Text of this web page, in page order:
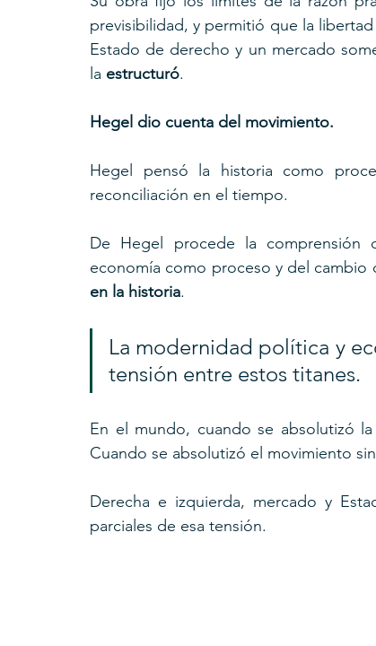
previsibilidad, y permitió que la
Estado de derecho y un mercado
la estructuró.
Hegel dio cuenta del movimiento.
Hegel pensó la historia como
reconciliación en el tiempo.
De Hegel procede la comprensión
economía como proceso y del cambio
en la historia.
La modernidad política y
tensión entre estos titanes.
En el mundo, cuando se absolutizó
Cuando se absolutizó el movimiento
Derecha e izquierda, mercado y
parciales de esa tensión.